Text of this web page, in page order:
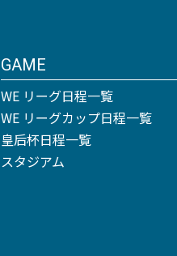
GAME
WE リーグ日程一覧
WE リーグカップ日程一覧
皇后杯日程一覧
スタジアム